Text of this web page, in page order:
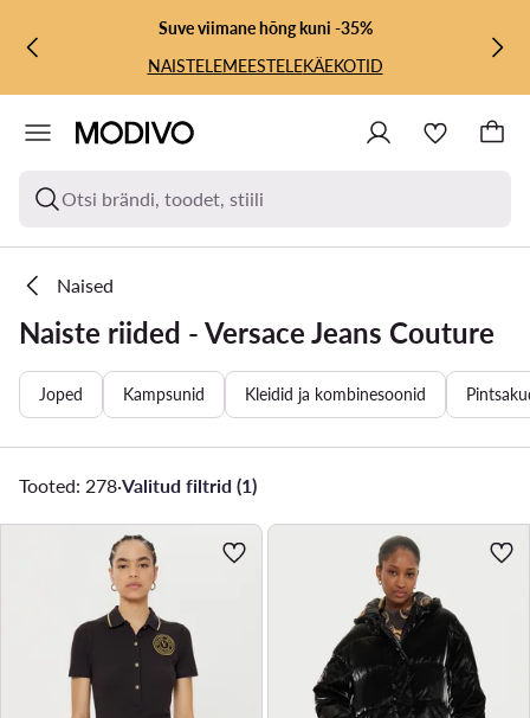
LIIGU PÕHISISU JUURDE
MINE OTSINGUSSESuve viimane hõng kuni -35%
NAISTELEMEESTELEKÄEKOTID
Otsi brändi, toodet, stiili
Naised
Naiste riided - Versace Jeans Couture
Joped Kampsunid Kleidid ja kombinesoonid
Tooted: 278·Valitud filtrid (1)